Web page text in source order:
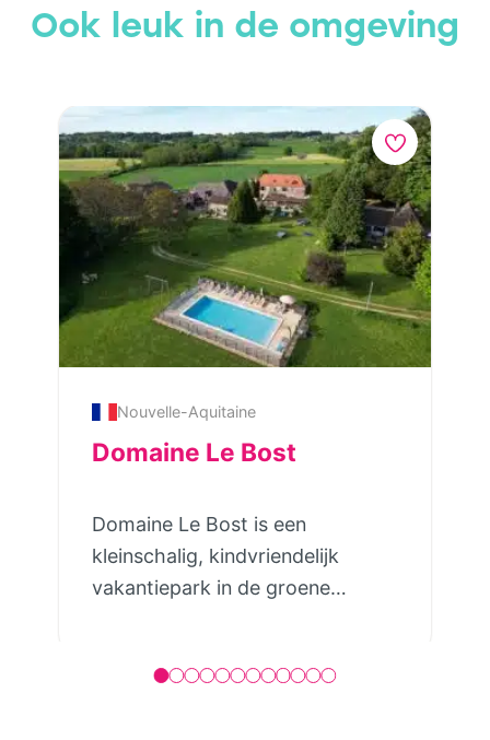
Ook leuk in de omgeving
Nouvelle-Aquitaine
Domaine Le Bost
Domaine Le Bost is een
kleinschalig, kindvriendelijk
vakantiepark in de groene
verhuren zij 7 luxe gîtes en 4